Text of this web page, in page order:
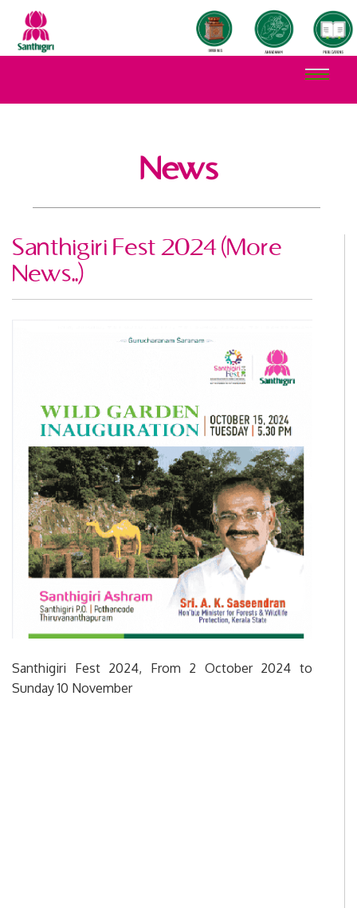
News
Santhigiri Fest 2024 (More
News..)
Santhigiri Fest 2024, From 2 October 2024 to
Sunday 10 November